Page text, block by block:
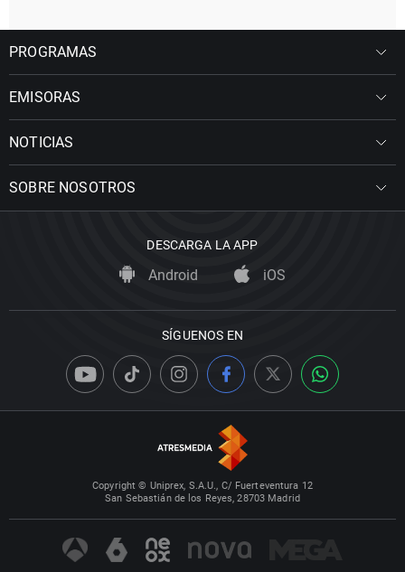
PROGRAMAS
EMISORAS
NOTICIAS
SOBRE NOSOTROS
DESCARGA LA APP
Android iOS
SÍGUENOS EN
Copyright © Uniprex, S.A.U., C/ Fuerteventura 12
San Sebastián de los Reyes, 28703 Madrid